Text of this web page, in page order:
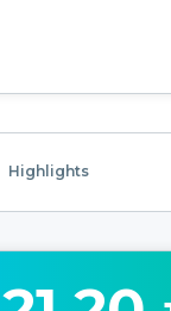
Highlights